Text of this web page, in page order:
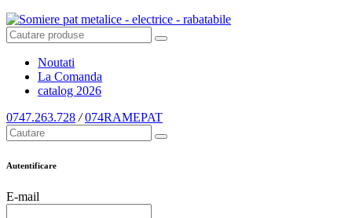
Noutati
La Comanda
catalog 2026
0747.263.728 / 074RAMEPAT
Autentificare
E-mail